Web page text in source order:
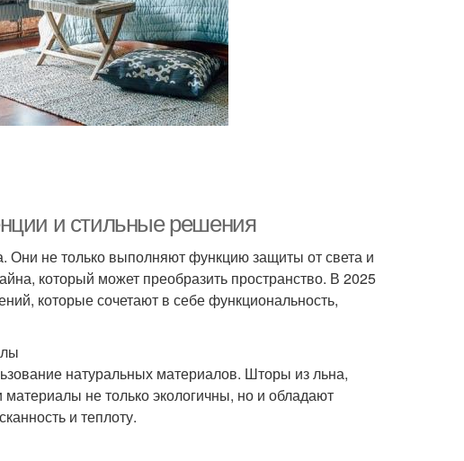
и стильные решения
Они не только выполняют функцию защиты от света и
который может преобразить пространство. В 2025
которые сочетают в себе функциональность,
натуральных материалов. Шторы из льна,
не только экологичны, но и обладают
и теплоту.